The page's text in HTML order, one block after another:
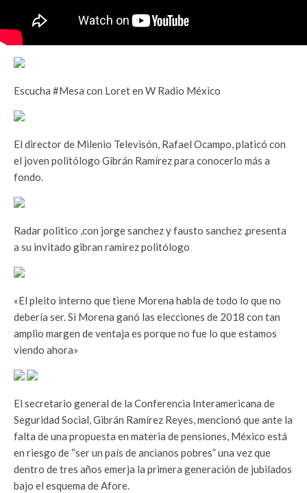
Escucha #Mesa con Loret en W Radio México
El director de Milenio Televisón, Rafael Ocampo, platicó con
el joven politólogo Gibrán Ramírez para conocerlo más a
fondo.
Radar politico ,con jorge sanchez y fausto sanchez ,presenta
a su invitado gibran ramirez politólogo
«El pleito interno que tiene Morena habla de todo lo que no
debería ser. Si Morena ganó las elecciones de 2018 con tan
amplio margen de ventaja es porque no fue lo que estamos
viendo ahora»
El secretario general de la Conferencia Interamericana de
Seguridad Social, Gibrán Ramírez Reyes, mencionó que ante la
falta de una propuesta en materia de pensiones, México está
en riesgo de “ser un país de ancianos pobres” una vez que
dentro de tres años emerja la primera generación de jubilados
bajo el esquema de Afore.